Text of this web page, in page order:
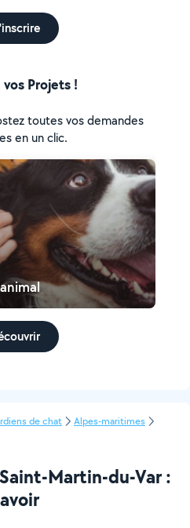
vos Projets !
toutes vos demandes
en un clic.
de chat
Alpes-maritimes
Martin-du-Var :